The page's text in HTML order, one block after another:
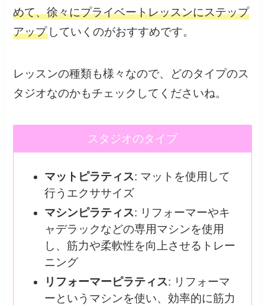
めて、徐々にプライベートレッスンにステップ
アップ していくのがおすすめです。
レッスンの種類も様々なので、どのタイプのス
タジオなのかもチェックしてくださいね。
スタジオのタイプ
マットピラティス: マットを使用して
行うエクササイズ
マシンピラティス: リフォーマーやキ
ャデラックなどの専用マシンを使用
し、筋力や柔軟性を向上させるトレー
ニング
リフォーマーピラティス: リフォーマ
ーというマシンを使い、効率的に筋力